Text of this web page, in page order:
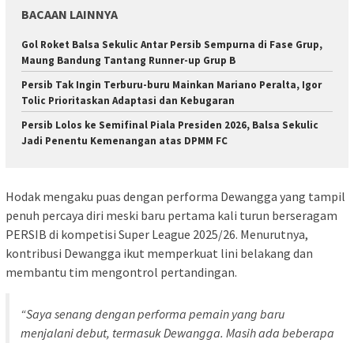
BACAAN LAINNYA
Gol Roket Balsa Sekulic Antar Persib Sempurna di Fase Grup,
Maung Bandung Tantang Runner-up Grup B
Persib Tak Ingin Terburu-buru Mainkan Mariano Peralta, Igor
Tolic Prioritaskan Adaptasi dan Kebugaran
Persib Lolos ke Semifinal Piala Presiden 2026, Balsa Sekulic
Jadi Penentu Kemenangan atas DPMM FC
Hodak mengaku puas dengan performa Dewangga yang tampil
penuh percaya diri meski baru pertama kali turun berseragam
PERSIB di kompetisi Super League 2025/26. Menurutnya,
kontribusi Dewangga ikut memperkuat lini belakang dan
membantu tim mengontrol pertandingan.
“Saya senang dengan performa pemain yang baru
menjalani debut, termasuk Dewangga. Masih ada beberapa